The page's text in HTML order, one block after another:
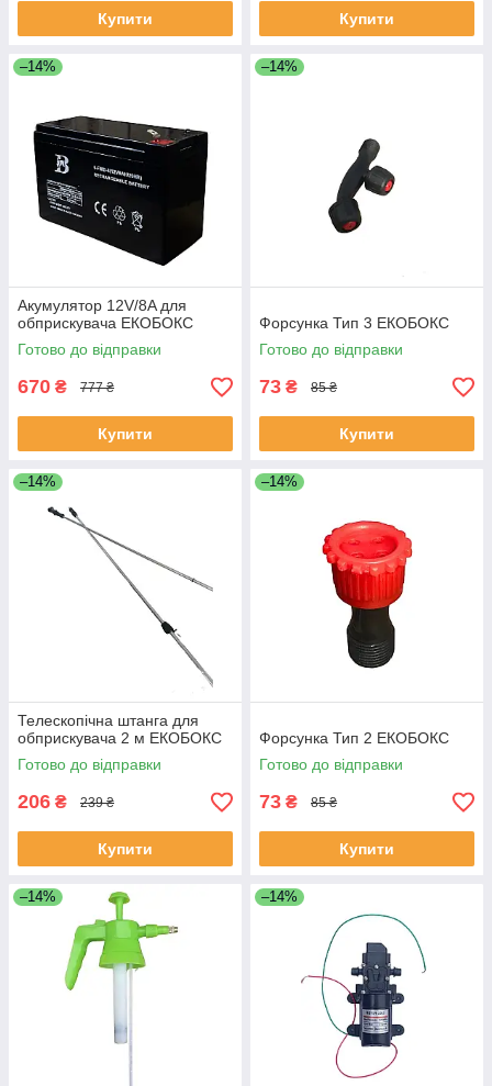
Купити Купити
–14%
Акумулятор 12V/8A для
обприскувача ЕКОБОКС
Готово до відправки
670 ₴ 777 ₴
Купити
–14%
Форсунка Тип 3 ЕКОБОКС
Готово до відправки
73 ₴ 85 ₴
Купити
–14%
Телескопічна штанга для
обприскувача 2 м ЕКОБОКС
Готово до відправки
206 ₴ 239 ₴
Купити
–14%
Форсунка Тип 2 ЕКОБОКС
Готово до відправки
73 ₴ 85 ₴
Купити
–14% –14%